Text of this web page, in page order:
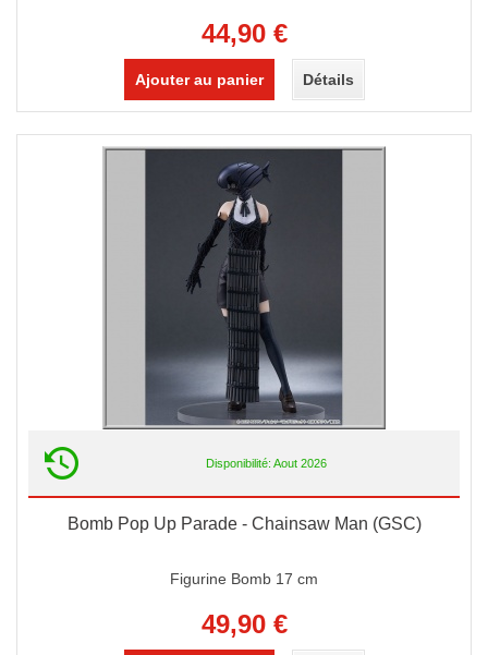
44,90 €
Ajouter au panier Détails
Disponibilité: Aout 2026
Bomb Pop Up Parade - Chainsaw Man (GSC)
Figurine Bomb 17 cm
49,90 €